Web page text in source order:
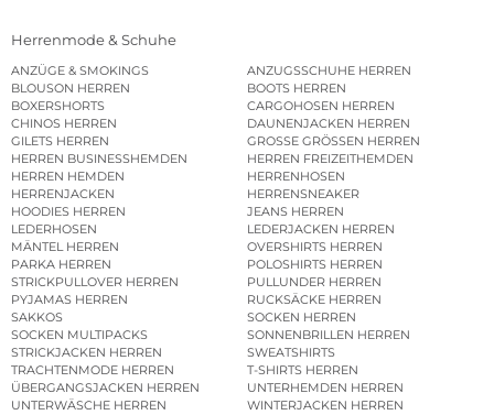
Herrenmode & Schuhe
ANZÜGE & SMOKINGS
ANZUGSSCHUHE HERREN
BLOUSON HERREN
BOOTS HERREN
BOXERSHORTS
CARGOHOSEN HERREN
CHINOS HERREN
DAUNENJACKEN HERREN
GILETS HERREN
GROSSE GRÖSSEN HERREN
HERREN BUSINESSHEMDEN
HERREN FREIZEITHEMDEN
HERREN HEMDEN
HERRENHOSEN
HERRENJACKEN
HERRENSNEAKER
HOODIES HERREN
JEANS HERREN
LEDERHOSEN
LEDERJACKEN HERREN
MÄNTEL HERREN
OVERSHIRTS HERREN
PARKA HERREN
POLOSHIRTS HERREN
STRICKPULLOVER HERREN
PULLUNDER HERREN
PYJAMAS HERREN
RUCKSÄCKE HERREN
SAKKOS
SOCKEN HERREN
SOCKEN MULTIPACKS
SONNENBRILLEN HERREN
STRICKJACKEN HERREN
SWEATSHIRTS
TRACHTENMODE HERREN
T-SHIRTS HERREN
ÜBERGANGSJACKEN HERREN
UNTERHEMDEN HERREN
UNTERWÄSCHE HERREN
WINTERJACKEN HERREN